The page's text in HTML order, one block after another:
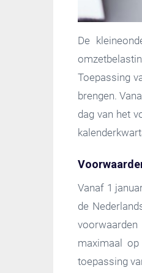
De
Toepassing
brengen.
dag van het
Vanaf 1
de
maximaal
toepassing